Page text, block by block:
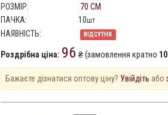
РОЗМІР:
70 СМ
ПАЧКА:
10шт
НАЯВНІСТЬ: ВІДСУТНЯ
Роздрібна ціна: 96 ₴ (замовлення кратно 10
Бажаєте дізнатися оптову ціну? Увійдіть або